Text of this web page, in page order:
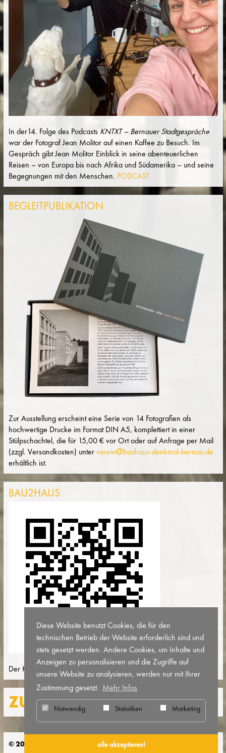
In der14. Folge des Podcasts KNTXT – Bernauer Stadtgespräche
war der Fotograf Jean Molitor auf einen Kaffee zu Besuch. Im
Gespräch gibt Jean Molitor Einblick in seine abenteuerlichen
Reisen – von Europa bis nach Afrika und Südamerika – und seine
Begegnungen mit den Menschen. PODCAST
BEGLEITPUBLIKATION
Zur Ausstellung erscheint eine Serie von 14 Fotografien als
hochwertige Drucke im Format DIN A5, komplettiert in einer
Stülpschachtel, die für 15,00 € vor Ort oder auf Anfrage per Mail
(zzgl. Versandkosten) unterverein
bauhaus-denkmal-bernau.de
erhältlich ist.
BAU2HAUS
Der Katalog bau2haus ist über diesen QR-Code abrufbar
ZURÜCK
© 2026 Bauhaus Denkmal Bundesschule Bernau
Diese Website benutzt Cookies, die für den
technischen Betrieb der Website erforderlich sind und
stets gesetzt werden. Andere Cookies, um Inhalte und
Anzeigen zu personalisieren und die Zugriffe auf
unsere Website zu analysieren, werden nur mit Ihrer
Zustimmung gesetzt. Mehr Infos
Notwendig Statistiken Marketing
alle akzeptieren!